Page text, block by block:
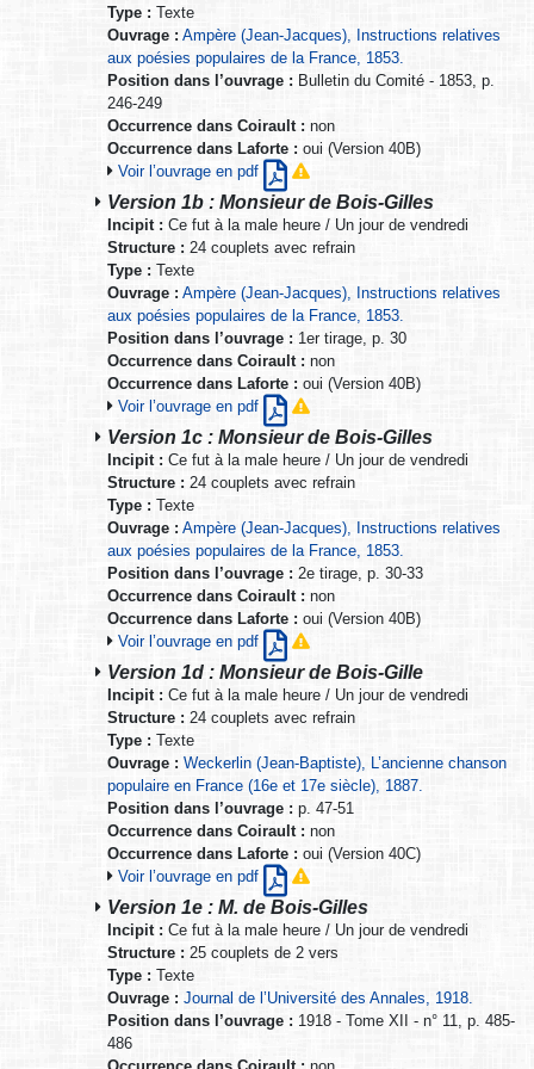
Type : Texte
Ouvrage : Ampère (Jean-Jacques), Instructions relatives
aux poésies populaires de la France, 1853.
Position dans l’ouvrage : Bulletin du Comité - 1853, p.
246-249
Occurrence dans Coirault : non
Occurrence dans Laforte : oui (Version 40B)
Voir l’ouvrage en pdf
Version 1b : Monsieur de Bois-Gilles
Incipit : Ce fut à la male heure / Un jour de vendredi
Structure : 24 couplets avec refrain
Type : Texte
Ouvrage : Ampère (Jean-Jacques), Instructions relatives
aux poésies populaires de la France, 1853.
Position dans l’ouvrage : 1er tirage, p. 30
Occurrence dans Coirault : non
Occurrence dans Laforte : oui (Version 40B)
Voir l’ouvrage en pdf
Version 1c : Monsieur de Bois-Gilles
Incipit : Ce fut à la male heure / Un jour de vendredi
Structure : 24 couplets avec refrain
Type : Texte
Ouvrage : Ampère (Jean-Jacques), Instructions relatives
aux poésies populaires de la France, 1853.
Position dans l’ouvrage : 2e tirage, p. 30-33
Occurrence dans Coirault : non
Occurrence dans Laforte : oui (Version 40B)
Voir l’ouvrage en pdf
Version 1d : Monsieur de Bois-Gille
Incipit : Ce fut à la male heure / Un jour de vendredi
Structure : 24 couplets avec refrain
Type : Texte
Ouvrage : Weckerlin (Jean-Baptiste), L’ancienne chanson
populaire en France (16e et 17e siècle), 1887.
Position dans l’ouvrage : p. 47-51
Occurrence dans Coirault : non
Occurrence dans Laforte : oui (Version 40C)
Voir l’ouvrage en pdf
Version 1e : M. de Bois-Gilles
Incipit : Ce fut à la male heure / Un jour de vendredi
Structure : 25 couplets de 2 vers
Type : Texte
Ouvrage : Journal de l’Université des Annales, 1918.
Position dans l’ouvrage : 1918 - Tome XII - n° 11, p. 485-
486